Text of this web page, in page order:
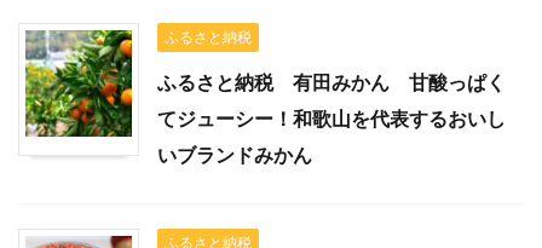
ふるさと納税
ふるさと納税 有田みかん 甘酸っぱく
てジューシー！和歌山を代表するおいし
いブランドみかん
ふるさと納税